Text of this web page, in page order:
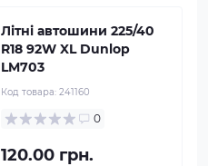
Літні автошини 225/40
R18 92W XL Dunlop
LM703
Код товара: 241160
0
120.00 грн.